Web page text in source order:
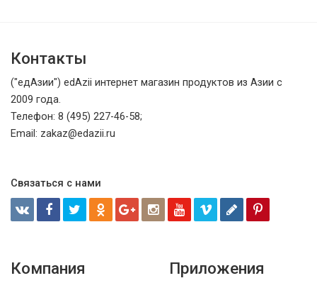
Контакты
("едАзии") edAzii интернет магазин продуктов из Азии с
2009 года.
Телефон: 8 (495) 227-46-58;
Email: zakaz@edazii.ru
Связаться с нами
Компания Приложения